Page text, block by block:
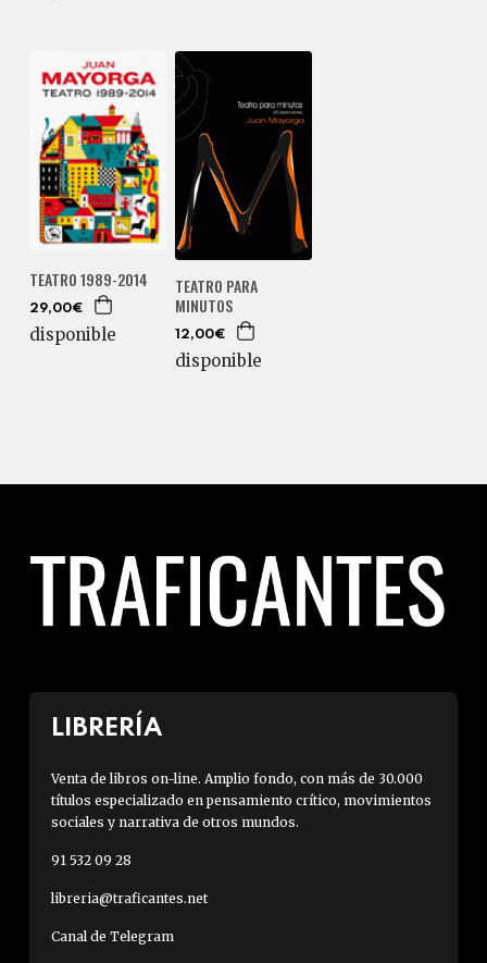
TEATRO 1989-2014
29,00€
disponible
TEATRO PARA
MINUTOS
12,00€
disponible
LIBRERÍA
Venta de libros on-line. Amplio fondo, con más de 30.000
títulos especializado en pensamiento crítico, movimientos
sociales y narrativa de otros mundos.
91 532 09 28
libreria@traficantes.net
Canal de Telegram